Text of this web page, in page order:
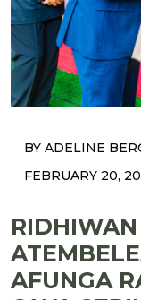
BY ADELINE
FEBRUARY 20,
AFUNGA